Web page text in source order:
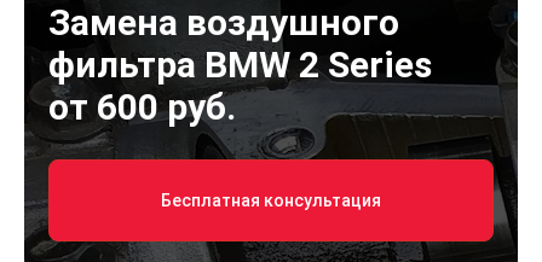
Замена воздушного
фильтра BMW 2 Series
от 600 руб.
Бесплатная консультация